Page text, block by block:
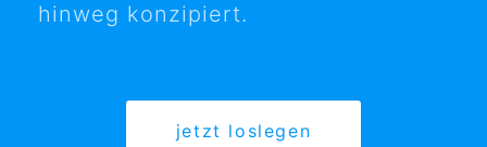
hinweg konzipiert.
jetzt loslegen